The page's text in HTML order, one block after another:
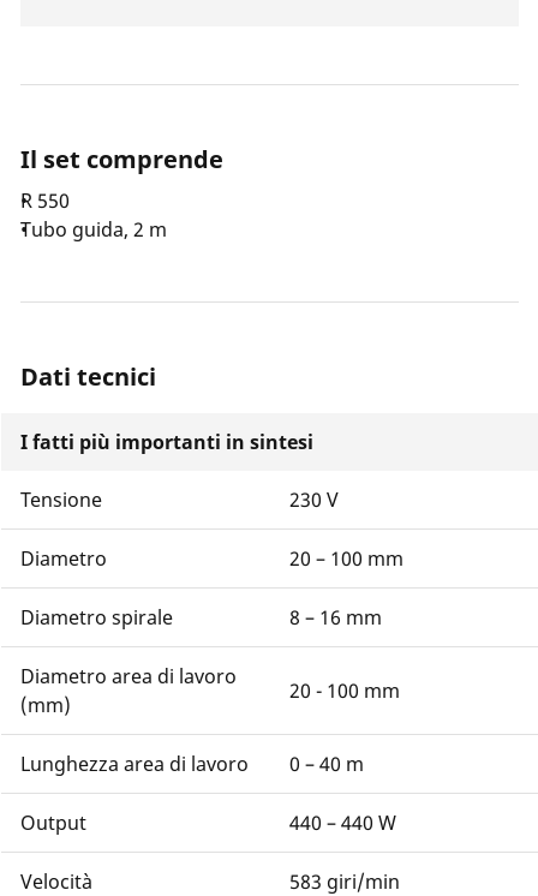
Il set comprende
R 550
Tubo guida, 2 m
Dati tecnici
I fatti più importanti in sintesi
Tensione 230 V
Diametro 20 – 100 mm
Diametro spirale 8 – 16 mm
Diametro area di lavoro
(mm)
20 - 100 mm
Lunghezza area di lavoro 0 – 40 m
Output 440 – 440 W
Velocità 583 giri/min